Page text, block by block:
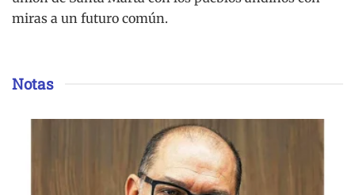
miras a un futuro común.
Notas